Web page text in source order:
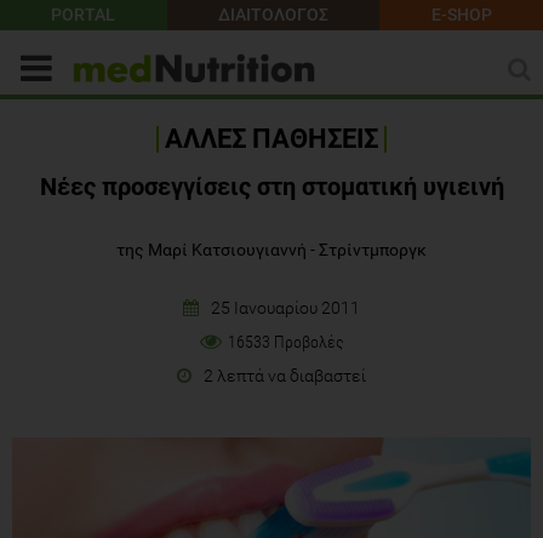
PORTAL ΔΙΑΙΤΟΛΟΓΟΣ E-SHOP
ΑΛΛΕΣ ΠΑΘΗΣΕΙΣ
Νέες προσεγγίσεις στη στοματική υγιεινή
της Μαρί Κατσιουγιαννή - Στρίντμποργκ
25 Ιανουαρίου 2011
16533 Προβολές
2 λεπτά να διαβαστεί